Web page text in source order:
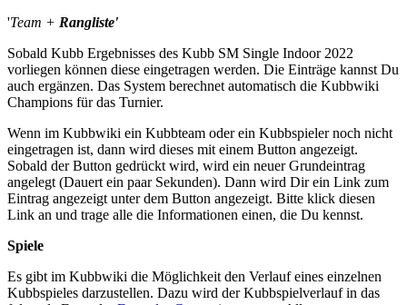
'Team + Rangliste'
Sobald Kubb Ergebnisses des Kubb SM Single Indoor 2022
vorliegen können diese eingetragen werden. Die Einträge kannst Du
auch ergänzen. Das System berechnet automatisch die Kubbwiki
Champions für das Turnier.
Wenn im Kubbwiki ein Kubbteam oder ein Kubbspieler noch nicht
eingetragen ist, dann wird dieses mit einem Button angezeigt.
Sobald der Button gedrückt wird, wird ein neuer Grundeintrag
angelegt (Dauert ein paar Sekunden). Dann wird Dir ein Link zum
Eintrag angezeigt unter dem Button angezeigt. Bitte klick diesen
Link an und trage alle die Informationen einen, die Du kennst.
Spiele
Es gibt im Kubbwiki die Möglichkeit den Verlauf eines einzelnen
Kubbspieles darzustellen. Dazu wird der Kubbspielverlauf in das